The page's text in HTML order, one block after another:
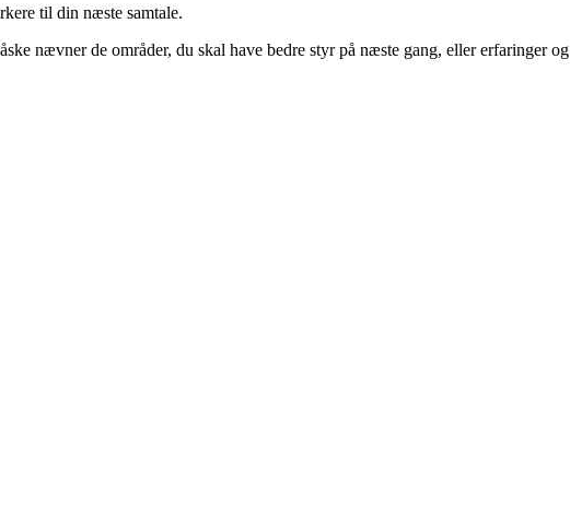
til din næste samtale.
nævner de områder, du skal have bedre styr på næste gang, eller erfaringer